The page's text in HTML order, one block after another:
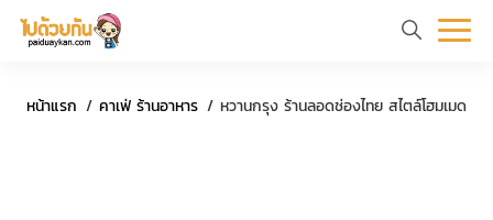
หน้า ข้อมูล ที่
หน้าแรก คาเฟ่ ร้านอาหาร หวานกรุง ร้านลอดช่องไทย สไตล์โฮมเมด